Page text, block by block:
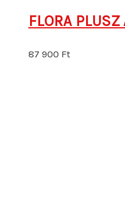
FLORA PLUSZ
87 900 Ft